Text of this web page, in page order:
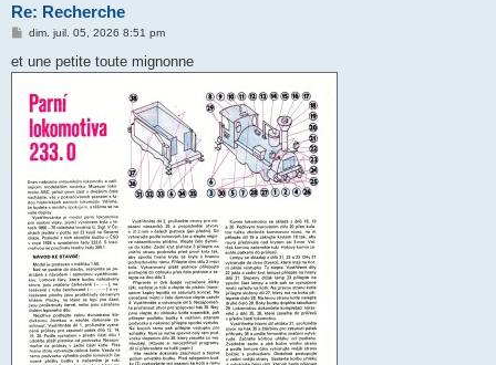
Re: Recherche
M
s
s
g
e
dim. juil. 05, 2026 8:51 pm
et une petite toute mignonne